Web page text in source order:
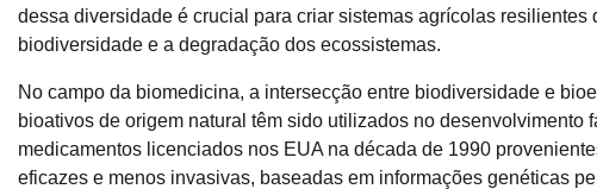
dessa diversidade é crucial para criar sistemas agrícolas
biodiversidade e a degradação dos ecossistemas.
No campo da biomedicina, a intersecção entre biodiversidade e
bioativos de origem natural têm sido utilizados no
medicamentos licenciados nos EUA na década de 1990
eficazes e menos invasivas, baseadas em informações genéticas